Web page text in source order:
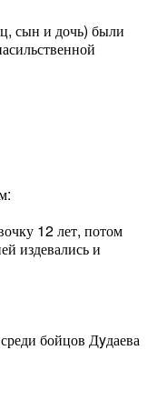
сын и дочь) были
12 лет, потом
издевались и
бойцов Дyдаева